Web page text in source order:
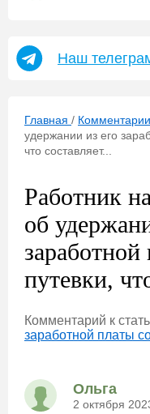
Наш
Главная / Комментарии
удержании из его
что составляет...
Работник
об
путевки,
Комментарий к
заработной платы
Ольга
2 октября